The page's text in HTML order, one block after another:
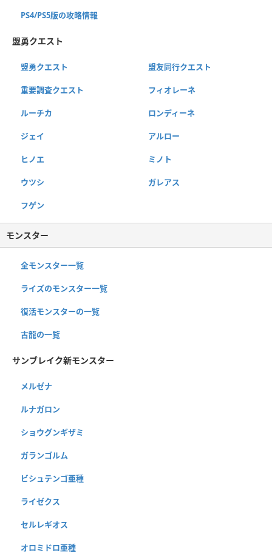
PS4/PS5版の攻略情報
盟勇クエスト
盟勇クエスト 盟友同行クエスト
重要調査クエスト フィオレーネ
ルーチカ ロンディーネ
ジェイ アルロー
ヒノエ ミノト
ウツシ ガレアス
フゲン
モンスター
全モンスター一覧
ライズのモンスター一覧
復活モンスターの一覧
古龍の一覧
サンブレイク新モンスター
メルゼナ
ルナガロン
ショウグンギザミ
ガランゴルム
ビシュテンゴ亜種
ライゼクス
セルレギオス
オロミドロ亜種